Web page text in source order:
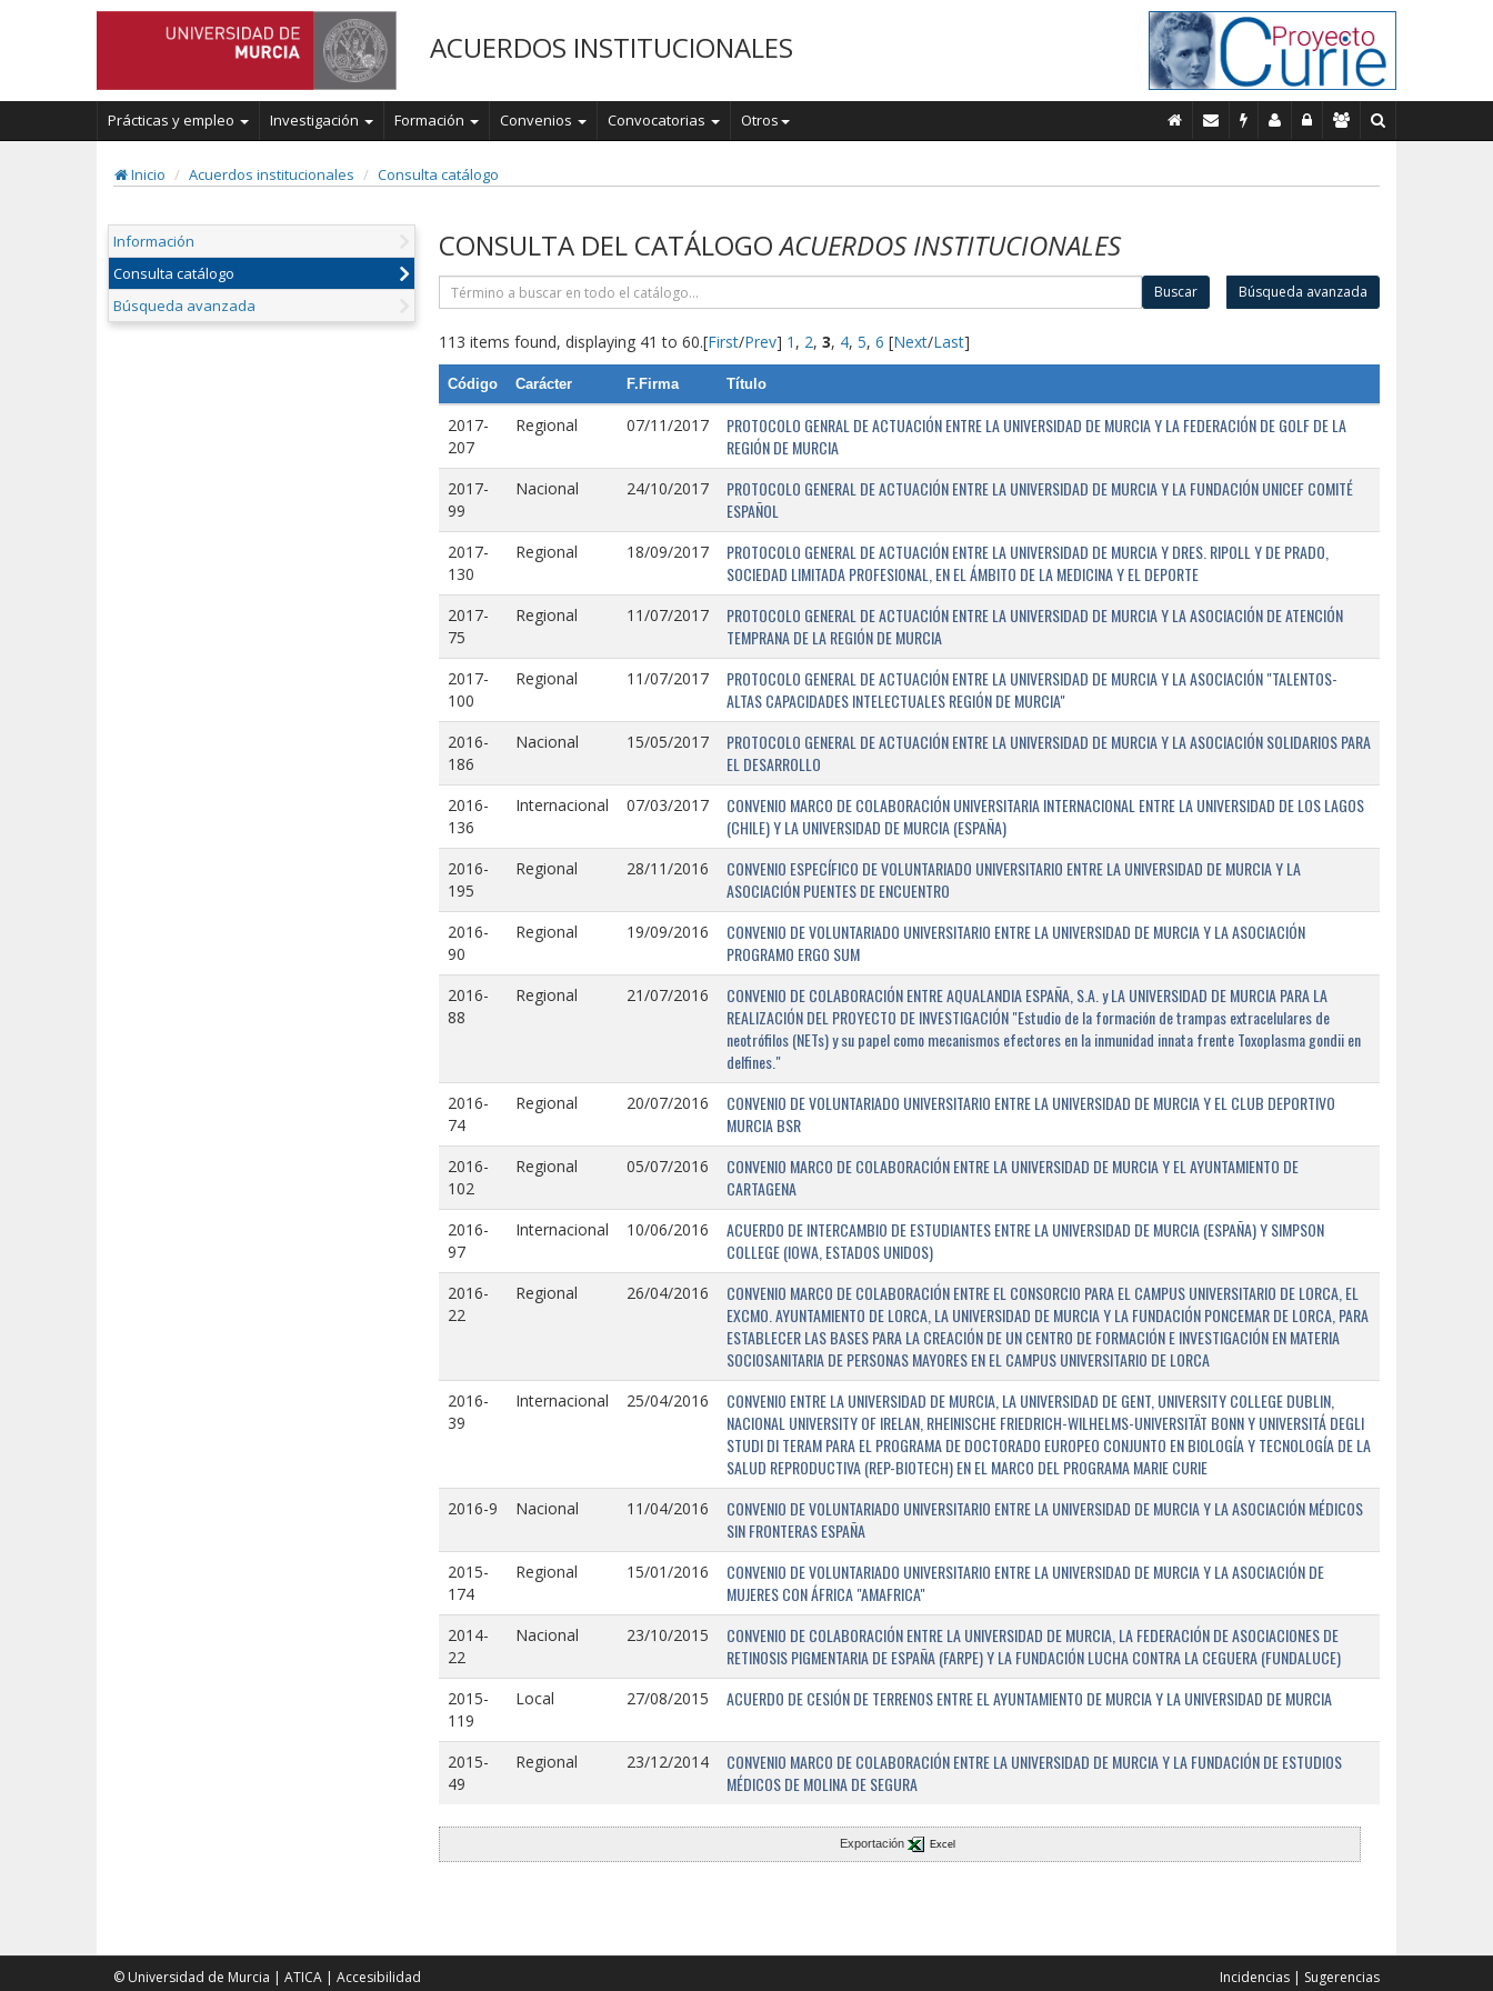
ACUERDOS INSTITUCIONALES
Prácticas y empleo Investigación Formación Convenios Convocatorias Otros
Inicio Acuerdos institucionales Consulta catálogo
Información
Consulta catálogo
Búsqueda avanzada
CONSULTA DEL CATÁLOGOACUERDOS INSTITUCIONALES
Buscar Búsqueda avanzada
113 items found, displaying 41 to 60.[First/Prev] 1 , 2, 3, 4, 5, 6 [Next/Last]
Código Carácter F.Firma Título
2017-
207
Regional 07/11/2017
PROTOCOLO GENRAL DE ACTUACIÓN ENTRE LA UNIVERSIDAD DE MURCIA Y LA FEDERACIÓN DE GOLF DE LA
REGIÓN DE MURCIA
2017-
99
Nacional 24/10/2017
PROTOCOLO GENERAL DE ACTUACIÓN ENTRE LA UNIVERSIDAD DE MURCIA Y LA FUNDACIÓN UNICEF COMITÉ
ESPAÑOL
2017-
130
Regional 18/09/2017
PROTOCOLO GENERAL DE ACTUACIÓN ENTRE LA UNIVERSIDAD DE MURCIA Y DRES. RIPOLL Y DE PRADO,
SOCIEDAD LIMITADA PROFESIONAL, EN EL ÁMBITO DE LA MEDICINA Y EL DEPORTE
2017-
75
Regional 11/07/2017
PROTOCOLO GENERAL DE ACTUACIÓN ENTRE LA UNIVERSIDAD DE MURCIA Y LA ASOCIACIÓN DE ATENCIÓN
TEMPRANA DE LA REGIÓN DE MURCIA
2017-
100
Regional 11/07/2017
PROTOCOLO GENERAL DE ACTUACIÓN ENTRE LA UNIVERSIDAD DE MURCIA Y LA ASOCIACIÓN "TALENTOS-
ALTAS CAPACIDADES INTELECTUALES REGIÓN DE MURCIA"
2016-
186
Nacional 15/05/2017
PROTOCOLO GENERAL DE ACTUACIÓN ENTRE LA UNIVERSIDAD DE MURCIA Y LA ASOCIACIÓN SOLIDARIOS PARA
EL DESARROLLO
2016-
136
Internacional 07/03/2017
CONVENIO MARCO DE COLABORACIÓN UNIVERSITARIA INTERNACIONAL ENTRE LA UNIVERSIDAD DE LOS LAGOS
(CHILE) Y LA UNIVERSIDAD DE MURCIA (ESPAÑA)
2016-
195
Regional 28/11/2016
CONVENIO ESPECÍFICO DE VOLUNTARIADO UNIVERSITARIO ENTRE LA UNIVERSIDAD DE MURCIA Y LA
ASOCIACIÓN PUENTES DE ENCUENTRO
2016-
90
Regional 19/09/2016
CONVENIO DE VOLUNTARIADO UNIVERSITARIO ENTRE LA UNIVERSIDAD DE MURCIA Y LA ASOCIACIÓN
PROGRAMO ERGO SUM
2016-
88
Regional 21/07/2016
CONVENIO DE COLABORACIÓN ENTRE AQUALANDIA ESPAÑA, S.A. y LA UNIVERSIDAD DE MURCIA PARA LA
REALIZACIÓN DEL PROYECTO DE INVESTIGACIÓN "Estudio de la formación de trampas extracelulares de
neotrófilos (NETs) y su papel como mecanismos efectores en la inmunidad innata frente Toxoplasma gondii en
delfines."
2016-
74
Regional 20/07/2016
CONVENIO DE VOLUNTARIADO UNIVERSITARIO ENTRE LA UNIVERSIDAD DE MURCIA Y EL CLUB DEPORTIVO
MURCIA BSR
2016-
102
Regional 05/07/2016
CONVENIO MARCO DE COLABORACIÓN ENTRE LA UNIVERSIDAD DE MURCIA Y EL AYUNTAMIENTO DE
CARTAGENA
2016-
97
Internacional 10/06/2016
ACUERDO DE INTERCAMBIO DE ESTUDIANTES ENTRE LA UNIVERSIDAD DE MURCIA (ESPAÑA) Y SIMPSON
COLLEGE (IOWA, ESTADOS UNIDOS)
2016-
22
Regional 26/04/2016
CONVENIO MARCO DE COLABORACIÓN ENTRE EL CONSORCIO PARA EL CAMPUS UNIVERSITARIO DE LORCA, EL
EXCMO. AYUNTAMIENTO DE LORCA, LA UNIVERSIDAD DE MURCIA Y LA FUNDACIÓN PONCEMAR DE LORCA, PARA
ESTABLECER LAS BASES PARA LA CREACIÓN DE UN CENTRO DE FORMACIÓN E INVESTIGACIÓN EN MATERIA
SOCIOSANITARIA DE PERSONAS MAYORES EN EL CAMPUS UNIVERSITARIO DE LORCA
2016-
39
Internacional 25/04/2016
CONVENIO ENTRE LA UNIVERSIDAD DE MURCIA, LA UNIVERSIDAD DE GENT, UNIVERSITY COLLEGE DUBLIN,
NACIONAL UNIVERSITY OF IRELAN, RHEINISCHE FRIEDRICH-WILHELMS-UNIVERSITÄT BONN Y UNIVERSITÁ DEGLI
STUDI DI TERAM PARA EL PROGRAMA DE DOCTORADO EUROPEO CONJUNTO EN BIOLOGÍA Y TECNOLOGÍA DE LA
SALUD REPRODUCTIVA (REP-BIOTECH) EN EL MARCO DEL PROGRAMA MARIE CURIE
2016-9 Nacional 11/04/2016
CONVENIO DE VOLUNTARIADO UNIVERSITARIO ENTRE LA UNIVERSIDAD DE MURCIA Y LA ASOCIACIÓN MÉDICOS
SIN FRONTERAS ESPAÑA
2015-
174
Regional 15/01/2016
CONVENIO DE VOLUNTARIADO UNIVERSITARIO ENTRE LA UNIVERSIDAD DE MURCIA Y LA ASOCIACIÓN DE
MUJERES CON ÁFRICA "AMAFRICA"
2014-
22
Nacional 23/10/2015
CONVENIO DE COLABORACIÓN ENTRE LA UNIVERSIDAD DE MURCIA, LA FEDERACIÓN DE ASOCIACIONES DE
RETINOSIS PIGMENTARIA DE ESPAÑA (FARPE) Y LA FUNDACIÓN LUCHA CONTRA LA CEGUERA (FUNDALUCE)
2015-
119
Local 27/08/2015 ACUERDO DE CESIÓN DE TERRENOS ENTRE EL AYUNTAMIENTO DE MURCIA Y LA UNIVERSIDAD DE MURCIA
2015-
49
Regional 23/12/2014
CONVENIO MARCO DE COLABORACIÓN ENTRE LA UNIVERSIDAD DE MURCIA Y LA FUNDACIÓN DE ESTUDIOS
MÉDICOS DE MOLINA DE SEGURA
Exportación Excel
© Universidad de Murcia ATICA Accesibilidad Incidencias Sugerencias